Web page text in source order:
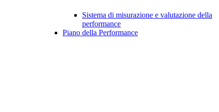
Sistema di misurazione e valutazione della
performance
Piano della Performance